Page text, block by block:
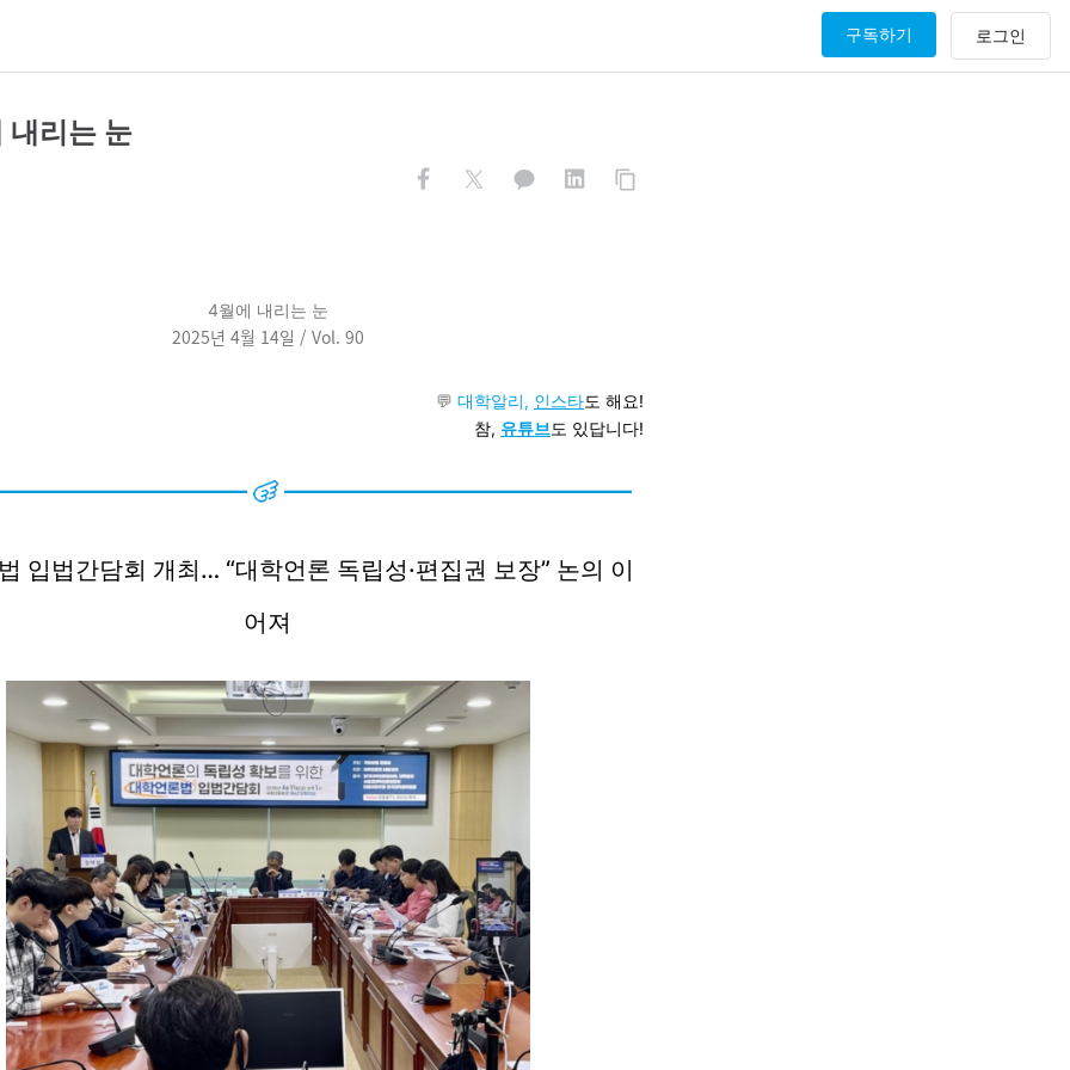
구독하기
내리는 눈
4월에 내리는 눈
2025년 4월 14일 / Vol. 90
💬 대학알리, 인스타도 해요!
참, 유튜브도 있답니다!
입법간담회 개최… “대학언론 독립성·편집권 보장” 논의 이
어져